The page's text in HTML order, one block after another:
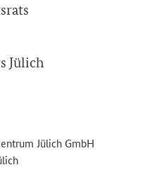
Jü­lich
Jü­lich GmbH